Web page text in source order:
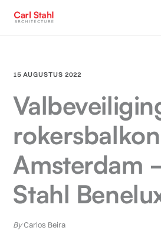
15 AUGUSTUS 2022
Amsterdam
Stahl
ByCarlos Beira